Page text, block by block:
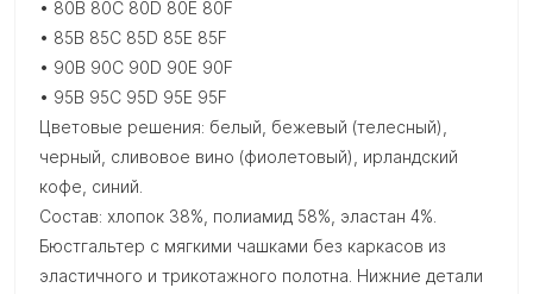
• 80B 80C 80D 80E 80F
• 85B 85C 85D 85E 85F
• 90B 90C 90D 90E 90F
• 95B 95C 95D 95E 95F
Цветовые решения: белый, бежевый (телесный),
черный, сливовое вино (фиолетовый), ирландский
кофе, синий.
Состав: хлопок 38%, полиамид 58%, эластан 4%.
Бюстгальтер с мягкими чашками без каркасов из
эластичного и трикотажного полотна. Нижние детали